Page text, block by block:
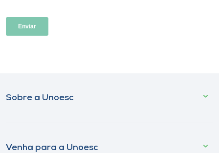
Sobre a Unoesc
Venha para a Unoesc